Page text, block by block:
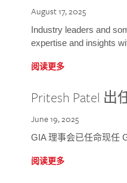
August 17, 2025
Industry leaders and
expertise and insights
阅读更多
Pritesh Patel
June 19, 2025
GIA 理事会已任命现任
阅读更多